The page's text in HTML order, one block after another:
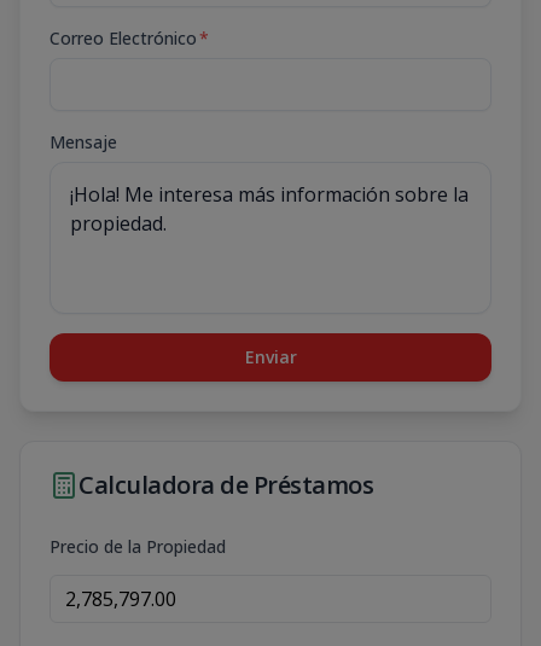
Correo Electrónico*
Mensaje
Enviar
Calculadora de Préstamos
Precio de la Propiedad